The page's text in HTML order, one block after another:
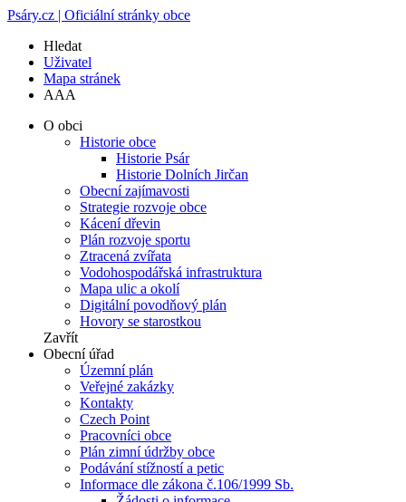
Psáry.cz | Oficiální stránky obce
Hledat
Uživatel
Mapa stránek
AAA
O obci
Historie obce
Historie Psár
Historie Dolních Jirčan
Obecní zajímavosti
Strategie rozvoje obce
Kácení dřevin
Plán rozvoje sportu
Ztracená zvířata
Vodohospodářská infrastruktura
Mapa ulic a okolí
Digitální povodňový plán
Hovory se starostkou
Zavřít
Obecní úřad
Územní plán
Veřejné zakázky
Kontakty
Czech Point
Pracovníci obce
Plán zimní údržby obce
Podávání stížností a petic
Informace dle zákona č.106/1999 Sb.